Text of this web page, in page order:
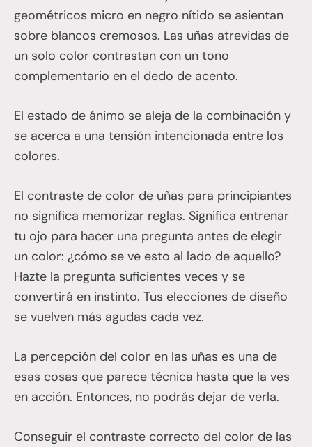
geométricos micro en negro nítido se asientan
sobre blancos cremosos. Las uñas atrevidas de
un solo color contrastan con un tono
complementario en el dedo de acento.
El estado de ánimo se aleja de la combinación y
se acerca a una tensión intencionada entre los
colores.
El contraste de color de uñas para principiantes
no significa memorizar reglas. Significa entrenar
tu ojo para hacer una pregunta antes de elegir
un color: ¿cómo se ve esto al lado de aquello?
Hazte la pregunta suficientes veces y se
convertirá en instinto. Tus elecciones de diseño
se vuelven más agudas cada vez.
La percepción del color en las uñas es una de
esas cosas que parece técnica hasta que la ves
en acción. Entonces, no podrás dejar de verla.
Conseguir el contraste correcto del color de las